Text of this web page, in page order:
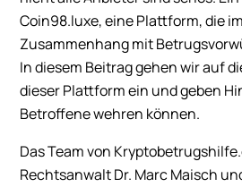
Coin98.luxe, eine Plattform, die
Zusammenhang mit
In diesem Beitrag gehen wir auf
dieser Plattform ein und geben
Betroffene wehren können.
Das Team von
Rechtsanwalt Dr. Marc Maisch